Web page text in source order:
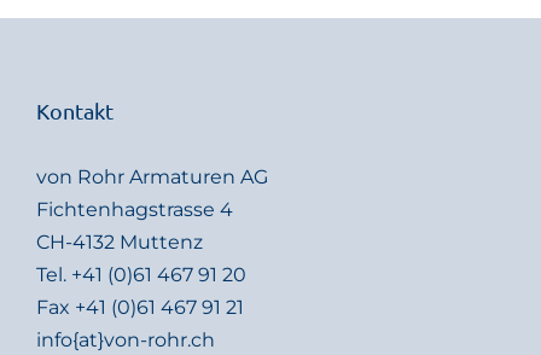
Kontakt
von Rohr Armaturen AG
Fichtenhagstrasse 4
CH-4132 Muttenz
Tel. +41 (0)61 467 91 20
Fax +41 (0)61 467 91 21
info{at}von-rohr.ch